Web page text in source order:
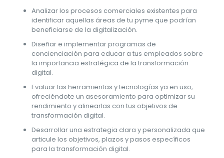
Analizar los procesos comerciales existentes para
identificar aquellas áreas de tu pyme que podrían
beneficiarse de la digitalización.
Diseñar e implementar programas de
concienciación para educar a tus empleados sobre
la importancia estratégica de la transformación
digital.
Evaluar las herramientas y tecnologías ya en uso,
ofreciéndote un asesoramiento para optimizar su
rendimiento y alinearlas con tus objetivos de
transformación digital.
Desarrollar una estrategia clara y personalizada que
articule los objetivos, plazos y pasos específicos
para la transformación digital.